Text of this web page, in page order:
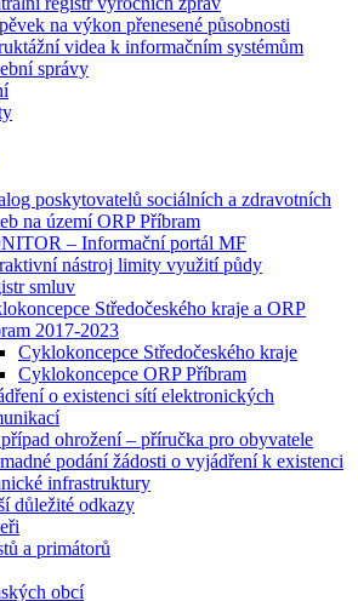
na výkon přenesené působnosti
videa k informačním systémům
správy
poskytovatelů sociálních a zdravotních
na území ORP Příbram
– Informační portál MF
nástroj limity využití půdy
smluv
Středočeského kraje a ORP
2017-2023
Cyklokoncepce Středočeského kraje
Cyklokoncepce ORP Příbram
o existenci sítí elektronických
ohrožení – příručka pro obyvatele
podání žádosti o vyjádření k existenci
infrastruktury
důležité odkazy
a primátorů
obcí